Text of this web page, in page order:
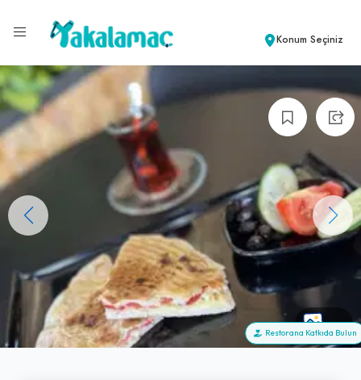
Konum Seçiniz
+6
Restorana Katkıda Bulun